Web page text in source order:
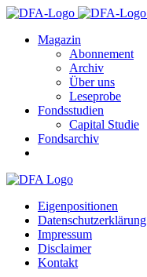
Magazin
Abonnement
Archiv
Über uns
Leseprobe
Fondsstudien
Capital Studie
Fondsarchiv
Eigenpositionen
Datenschutzerklärung
Impressum
Disclaimer
Kontakt